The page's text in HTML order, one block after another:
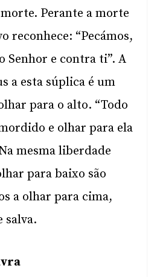
Perante a morte
reconhece: “Pecámos,
Senhor e contra ti”. A
a esta súplica é um
para o alto. “Todo
e olhar para ela
mesma liberdade
para baixo são
a olhar para cima,
salva.